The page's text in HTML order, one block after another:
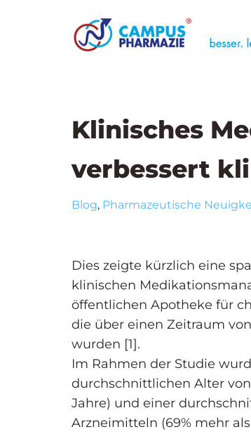
Klinisches
verbessert
Blog, Pharmazeutische
Dies zeigte kürzlich eine
klinischen
öffentlichen Apotheke für
die über einen Zeitraum
wurden [1].
Im Rahmen der Studie
durchschnittlichen Alter von
Jahre) und einer
Arzneimitteln (69% mehr